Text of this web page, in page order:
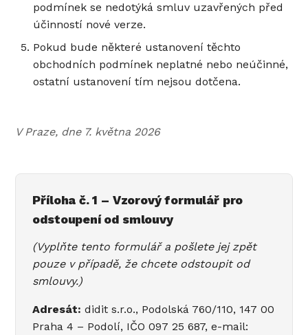
podmínek se nedotýká smluv uzavřených před
účinností nové verze.
Pokud bude některé ustanovení těchto
obchodních podmínek neplatné nebo neúčinné,
ostatní ustanovení tím nejsou dotčena.
V Praze, dne 7. května 2026
Příloha č. 1 – Vzorový formulář pro
odstoupení od smlouvy
(Vyplňte tento formulář a pošlete jej zpět
pouze v případě, že chcete odstoupit od
smlouvy.)
Adresát: didit s.r.o., Podolská 760/110, 147 00
Praha 4 – Podolí, IČO 097 25 687, e-mail: